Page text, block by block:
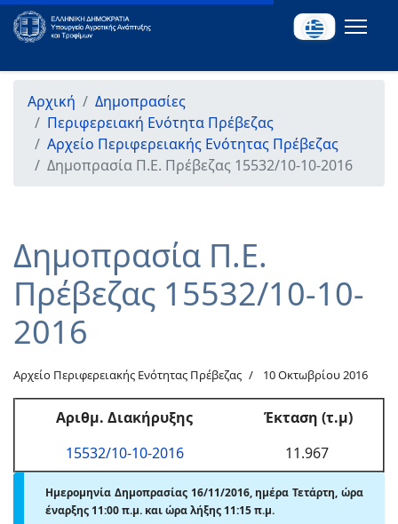
Αρχική
Δημοπρασίες
Περιφερειακή Ενότητα Πρέβεζας
Αρχείο Περιφερειακής Ενότητας Πρέβεζας
Δημοπρασία Π.Ε. Πρέβεζας 15532/10-10-2016
Δημοπρασία Π.Ε.
Πρέβεζας 15532/10-10-
2016
Αρχείο Περιφερειακής Ενότητας Πρέβεζας 10 Οκτωβρίου 2016
Αριθμ. Διακήρυξης
Έκταση (τ.μ)
15532/10-10-2016
11.967
Ημερομηνία Δημοπρασίας 16/11/2016, ημέρα Τετάρτη, ώρα
έναρξης 11:00 π.μ. και ώρα λήξης 11:15 π.μ.